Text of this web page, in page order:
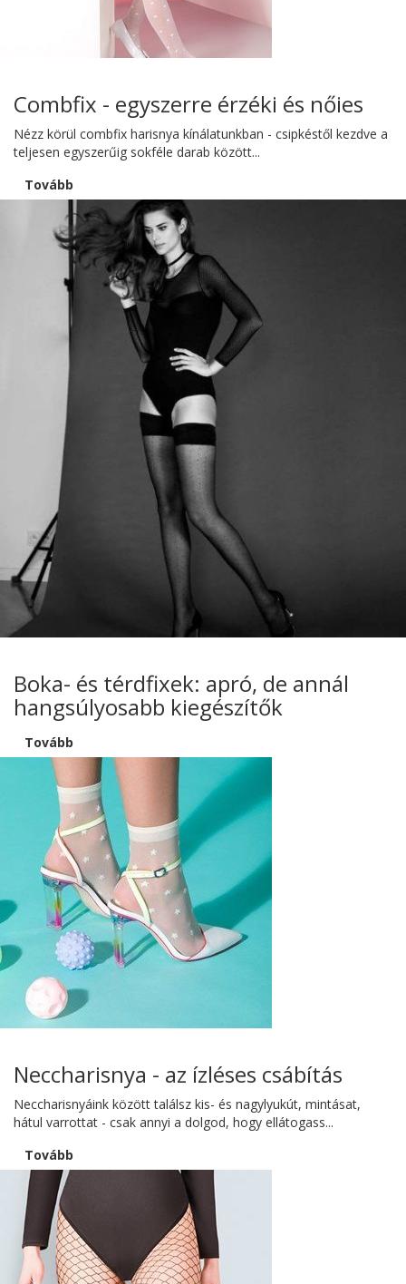
Combfix - egyszerre érzéki és nőies
Nézz körül combfix harisnya kínálatunkban - csipkéstől kezdve a
teljesen egyszerűig sokféle darab között...
Tovább
Boka- és térdfixek: apró, de annál
hangsúlyosabb kiegészítők
Tovább
Neccharisnya - az ízléses csábítás
Neccharisnyáink között találsz kis- és nagylyukút, mintásat,
hátul varrottat - csak annyi a dolgod, hogy ellátogass...
Tovább